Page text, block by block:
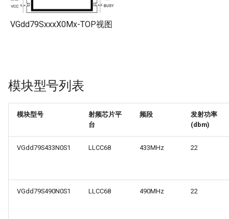
块
VGdd79SxxxX0Mx-TOP视图
模块型号列表
模块型号
射频芯片平
台
频段
发射功率
(dbm)
VGdd79S433N0S1 LLCC68 433MHz 22
VGdd79S490N0S1 LLCC68 490MHz 22